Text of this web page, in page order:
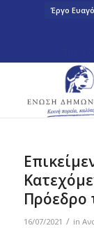
Έργο
Πρόεδρο
16/07/2021 / in